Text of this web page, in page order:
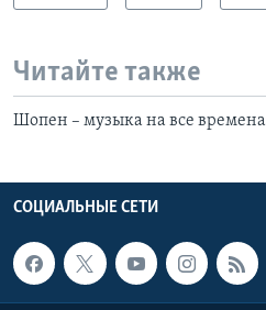
Читайте также
Шопен – музыка на все времена
СОЦИАЛЬНЫЕ СЕТИ